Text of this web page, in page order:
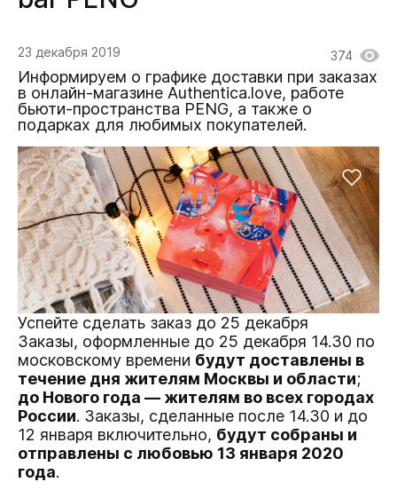
23 декабря 2019 374
Информируем о графике доставки при заказах
в онлайн-магазине Authentica.love, работе
бьюти-пространства PENG, а также о
подарках для любимых покупателей.
Успейте сделать заказ до 25 декабря
Заказы, оформленные до 25 декабря 14.30 по
московскому времени будут доставлены в
течение дня жителям Москвы и области;
до Нового года — жителям во всех городах
России. Заказы, сделанные после 14.30 и до
12 января включительно, будут собраны и
отправлены с любовью 13 января 2020
года.